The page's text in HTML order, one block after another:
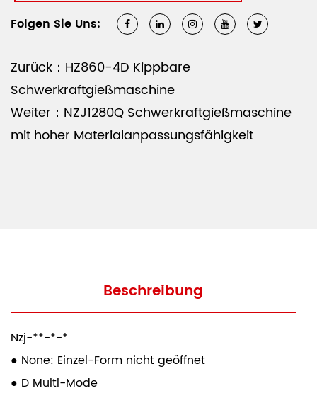
Effizienter Formenfüllungsprozess
Das horizontale Teilungssystem stellt sicher, dass
was das Risiko von Lufttaschen und Mängel
erheblich verringert. Dieser am Schwerkraft
gefütterte Ansatz ermöglicht einen kontrollierten
und reibungslosen Gussprozess, der zu qualitativ
erhöhen. Durch die Anbieten von schnellen
Einrichtungszeiten, einfachen Betrieb und sehr
Herstellern, die kontinuierliche Produktion
aufrechtzuerhalten und die Arbeitskosten zu
Folgen Sie Uns:
Zurück：HZ860-4D Kippbare
Schwerkraftgießmaschine
Weiter：NZJ1280Q Schwerkraftgießmaschine
mit hoher Materialanpassungsfähigkeit
Beschreibung
Nzj-**-*-*
● None: Einzel-Form nicht geöffnet
● D Multi-Mode